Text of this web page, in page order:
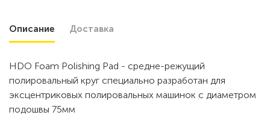
Описание Доставка
HDO Foam Polishing Pad - средне-режущий
полировальный круг специально разработан для
эксцентриковых полировальных машинок с диаметром
подошвы 75мм